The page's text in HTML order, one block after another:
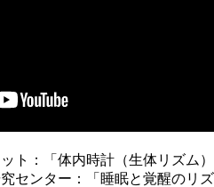
ト：「体内時計（生体リズム
センター：「睡眠と覚醒のリ